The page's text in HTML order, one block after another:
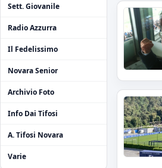
Sett. Giovanile
Radio Azzurra
Il Fedelissimo
Novara Senior
Archivio Foto
Info Dai Tifosi
A. Tifosi Novara
Varie